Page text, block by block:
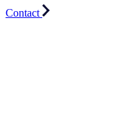
Contact